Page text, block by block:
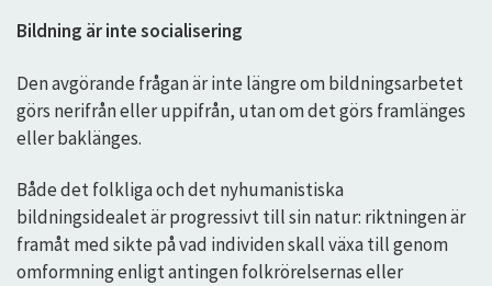
Bildning är inte socialisering
Den avgörande frågan är inte längre om bildningsarbetet
görs nerifrån eller uppifrån, utan om det görs framlänges
eller baklänges.
Både det folkliga och det nyhumanistiska
bildningsidealet är progressivt till sin natur: riktningen är
framåt med sikte på vad individen skall växa till genom
omformning enligt antingen folkrörelsernas eller